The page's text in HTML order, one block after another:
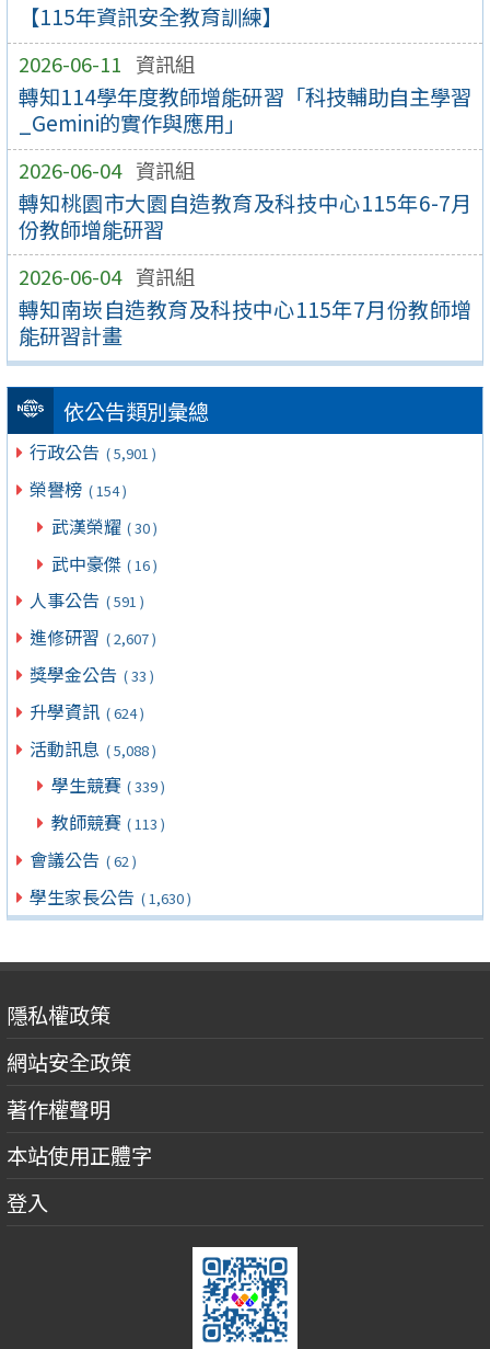
【115年資訊安全教育訓練】
2026-06-11 資訊組
轉知114學年度教師增能研習「科技輔助自主學習
_Gemini的實作與應用」
2026-06-04 資訊組
轉知桃園市大園自造教育及科技中心115年6-7月
份教師增能研習
2026-06-04 資訊組
轉知南崁自造教育及科技中心115年7月份教師增
能研習計畫
依公告類別彙總
行政公告 ( 5,901 )
榮譽榜 ( 154 )
武漢榮耀 ( 30 )
武中豪傑 ( 16 )
人事公告 ( 591 )
進修研習 ( 2,607 )
獎學金公告 ( 33 )
升學資訊 ( 624 )
活動訊息 ( 5,088 )
學生競賽 ( 339 )
教師競賽 ( 113 )
會議公告 ( 62 )
學生家長公告 ( 1,630 )
隱私權政策
網站安全政策
著作權聲明
本站使用正體字
登入